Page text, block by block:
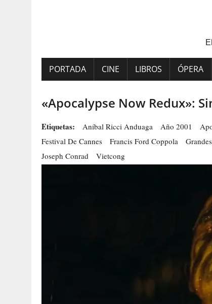
PORTADA CINE LIBROS ÓPERA
«Apocalypse Now Redux»:
Etiquetas: Aníbal Ricci Anduaga Año 2001
Festival De Cannes
Francis Ford Coppola
Joseph Conrad
Vietcong